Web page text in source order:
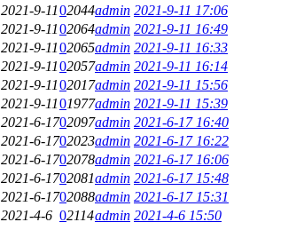
2021-9-1102044admin 2021-9-11 17:06
2021-9-1102064admin 2021-9-11 16:49
2021-9-1102065admin 2021-9-11 16:33
2021-9-1102057admin 2021-9-11 16:14
2021-9-1102017admin 2021-9-11 15:56
2021-9-1101977admin 2021-9-11 15:39
2021-6-1702097admin 2021-6-17 16:40
2021-6-1702023admin 2021-6-17 16:22
2021-6-1702078admin 2021-6-17 16:06
2021-6-1702081admin 2021-6-17 15:48
2021-6-1702088admin 2021-6-17 15:31
2021-4-6 02114admin 2021-4-6 15:50